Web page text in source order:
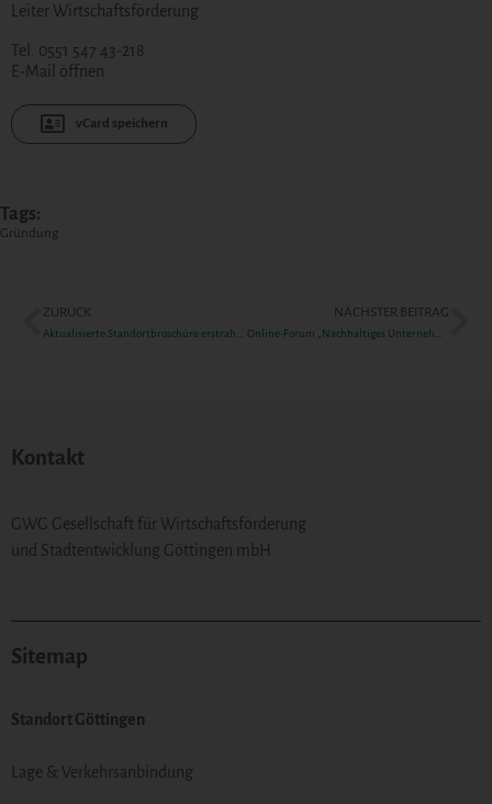
Leiter Wirtschaftsförderung
Tel. 0551 547 43-218
E-Mail öffnen
vCard speichern
Tags:
Gründung
ZURÜCK NÄCHSTER BEITRAG
Kontakt
GWG Gesellschaft für Wirtschaftsförderung
und Stadtentwicklung Göttingen mbH
Sitemap
Standort Göttingen
Lage & Verkehrsanbindung